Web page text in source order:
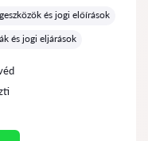
és jogi előírások
és jogi eljárások